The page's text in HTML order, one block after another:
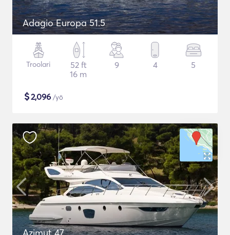
Adagio Europa 51.5
Troolari
52 ft
16 m
9 4 5
$2,096 /yö